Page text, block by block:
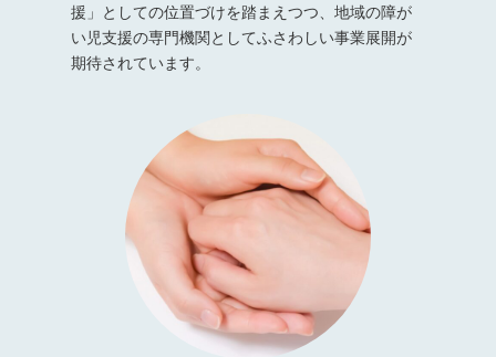
援」としての位置づけを踏まえつつ、地域の障が
い児支援の専門機関としてふさわしい事業展開が
期待されています。